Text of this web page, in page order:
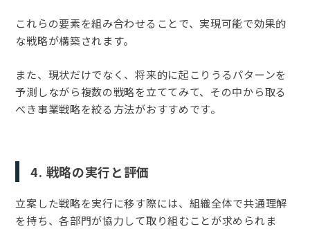
これらの要素を組み合わせることで、実現可能で効果的
な戦略が構築されます。
また、現状だけでなく、将来的に起こりうるパターンを
予測しながら複数の戦略を立ててみて、その中から取る
べき事業戦略を絞る方法がおすすめです。
4. 戦略の実行と評価
立案した戦略を実行に移す際には、組織全体で共通理解
を持ち、各部門が協力して取り組むことが求められま